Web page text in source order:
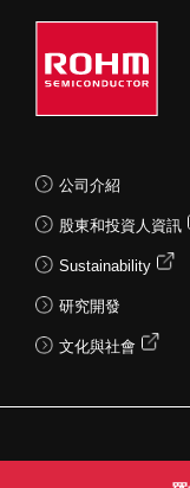
公司介紹
股東和投資人資訊
Sustainability
研究開發
文化與社會